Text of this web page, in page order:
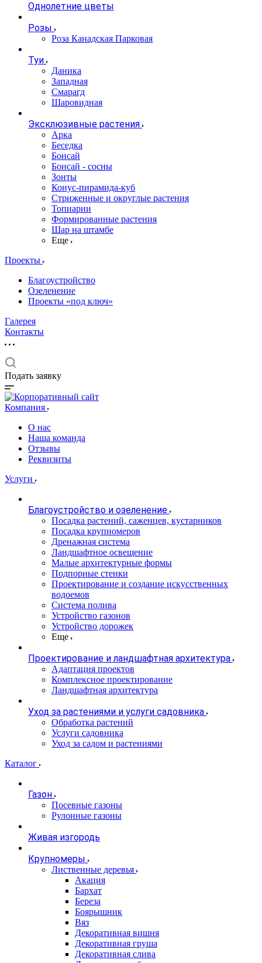
Однолетние цветы
Розы
Роза Канадская Парковая
Туи
Даника
Западная
Смарагд
Шаровидная
Эксклюзивные растения
Арка
Беседка
Бонсай
Бонсай - сосны
Зонты
Конус-пирамида-куб
Стриженные и округлые растения
Топиарии
Формированные растения
Шар на штамбе
Еще
Проекты
Благоустройство
Озеленение
Проекты «под ключ»
Галерея
Контакты
Подать заявку
Компания
О нас
Наша команда
Отзывы
Реквизиты
Услуги
Благоустройство и озеленение
Посадка растений, саженцев, кустарников
Посадка крупномеров
Дренажная система
Ландшафтное освещение
Малые архитектурные формы
Подпорные стенки
Проектирование и создание искусственных
водоемов
Система полива
Устройство газонов
Устройство дорожек
Еще
Проектирование и ландшафтная архитектура
Адаптация проектов
Комплексное проектирование
Ландшафтная архитектура
Уход за растениями и услуги садовника
Обработка растений
Услуги садовника
Уход за садом и растениями
Каталог
Газон
Посевные газоны
Рулонные газоны
Живая изгородь
Крупномеры
Лиственные деревья
Акация
Бархат
Береза
Боярышник
Вяз
Декоративная вишня
Декоративная груша
Декоративная слива